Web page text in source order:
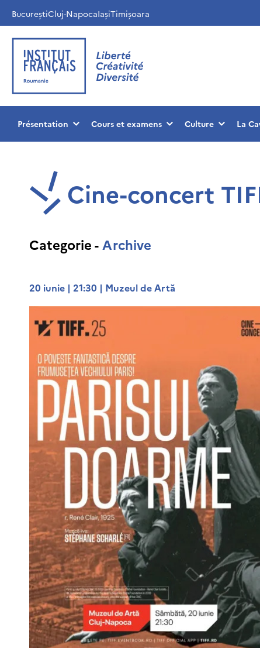
BucureștiCluj-NapocaIașiTimișoara
Présentation Cours et examens Culture La
Cine-concert
Categorie -Archive
20 iunie | 21:30 | Muzeul de Artă